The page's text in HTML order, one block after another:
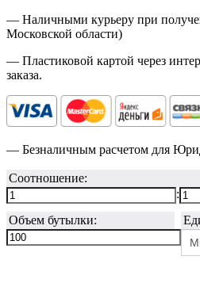
— Наличными курьеру при
Московской области)
— Пластиковой картой через
заказа.
— Безналичным расчетом для
Соотношение:
:
Объем бутылки: